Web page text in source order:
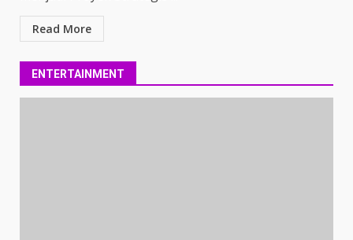
Read More
ENTERTAINMENT